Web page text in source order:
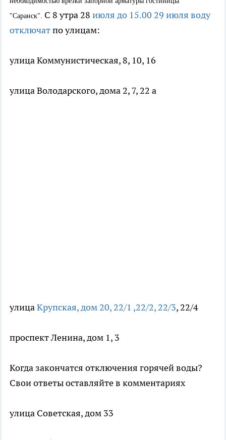
"Саранск".
С 8 утра 28 июля до 15.00 29 июля воду
отключатпо улицам:
улица Коммунистическая, 8, 10, 16
улица Володарского, дома 2, 7, 22 а
улицаКрупская, дом 20, 22/1 ,22/2, 22/3, 22/4
проспект Ленина, дом 1, 3
Когда закончатся отключения горячей воды?
Свои ответы оставляйте в комментариях
улица Советская, дом 33